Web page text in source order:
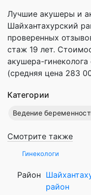
Лучшие акушеры и
Шайхантахурский
проверенных
стаж 19 лет.
акушера-
(средняя цена 283
Категории
Ведение
Смотрите также
Гинекологи
Район
район